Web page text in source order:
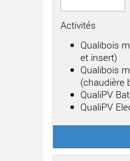
Activités
Qualibois
et insert)
Qualibois
(chaudière
QualiPV
QualiPV